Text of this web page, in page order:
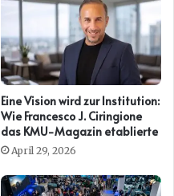
Eine Vision wird zur Institution:
Wie Francesco J. Ciringione
das KMU-Magazin etablierte
April 29, 2026